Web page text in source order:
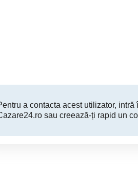
a contacta acest utilizator, intră
sau creează-ți rapid un